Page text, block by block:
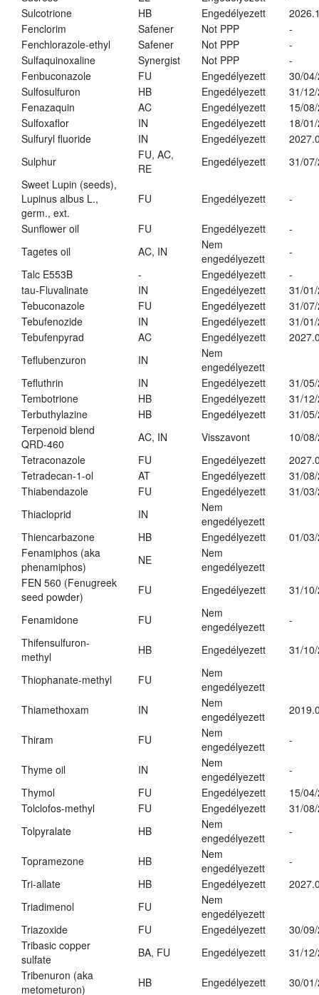
Sulcotrione
HB Engedélyezett
Fenclorim
Safener Not PPP
-
Fenchlorazole-ethyl
Safener Not PPP
-
Sulfaquinoxaline
Synergist Not PPP
-
Fenbuconazole
FU Engedélyezett
30/
Sulfosulfuron
HB Engedélyezett
31/
Fenazaquin
AC Engedélyezett
15/
Sulfoxaflor
IN Engedélyezett
18/
Sulfuryl fluoride
IN Engedélyezett
Sulphur
FU, AC,
RE
Engedélyezett
31/
Sweet Lupin (seeds),
Lupinus albus L.,
germ., ext.
FU Engedélyezett -
Sunflower oil FU Engedélyezett
-
Tagetes oil
AC, IN
Nem
engedélyezett
-
Talc E553B
- Engedélyezett
-
tau-Fluvalinate
IN Engedélyezett
31/
Tebuconazole
FU Engedélyezett
31/
Tebufenozide
IN Engedélyezett
31/
Tebufenpyrad
AC Engedélyezett
Teflubenzuron
IN
Nem
engedélyezett
Tefluthrin
IN Engedélyezett
31/
Tembotrione
HB Engedélyezett
31/
Terbuthylazine
HB Engedélyezett
31/
Terpenoid blend
QRD-460
AC, IN Visszavont
10/
Tetraconazole
FU Engedélyezett
Tetradecan-1-ol
AT Engedélyezett
31/
Thiabendazole
FU Engedélyezett
31/
Thiacloprid
IN
Nem
engedélyezett
Thiencarbazone
HB Engedélyezett
01/
Fenamiphos (aka
phenamiphos)
NE
Nem
engedélyezett
FEN 560 (Fenugreek
seed powder)
FU Engedélyezett 31/
Fenamidone FU
Nem
engedélyezett
-
Thifensulfuron-
methyl
HB Engedélyezett 31/
Thiophanate-methyl FU
Nem
engedélyezett
Thiamethoxam
IN
Nem
engedélyezett
Thiram FU
Nem
engedélyezett
-
Thyme oil IN
Nem
engedélyezett
-
Thymol
FU Engedélyezett
15/
Tolclofos-methyl
FU Engedélyezett
31/
Tolpyralate
HB
Nem
engedélyezett
-
Topramezone HB
Nem
engedélyezett
-
Tri-allate
HB Engedélyezett
Triadimenol
FU
Nem
engedélyezett
Triazoxide
FU Engedélyezett
30/
Tribasic copper
sulfate
BA, FU Engedélyezett
31/
Tribenuron (aka
metometuron)
HB Engedélyezett 30/